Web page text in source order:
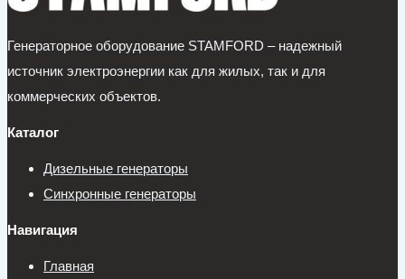
Генераторное оборудование STAMFORD – надежный
источник электроэнергии как для жилых, так и для
коммерческих объектов.
Каталог
Дизельные генераторы
Синхронные генераторы
Навигация
Главная